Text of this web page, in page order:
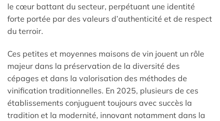
le cœur battant du secteur, perpétuant une identité
forte portée par des valeurs d’authenticité et de respect
du terroir.
Ces petites et moyennes maisons de vin jouent un rôle
majeur dans la préservation de la diversité des
cépages et dans la valorisation des méthodes de
vinification traditionnelles. En 2025, plusieurs de ces
établissements conjuguent toujours avec succès la
tradition et la modernité, innovant notamment dans la